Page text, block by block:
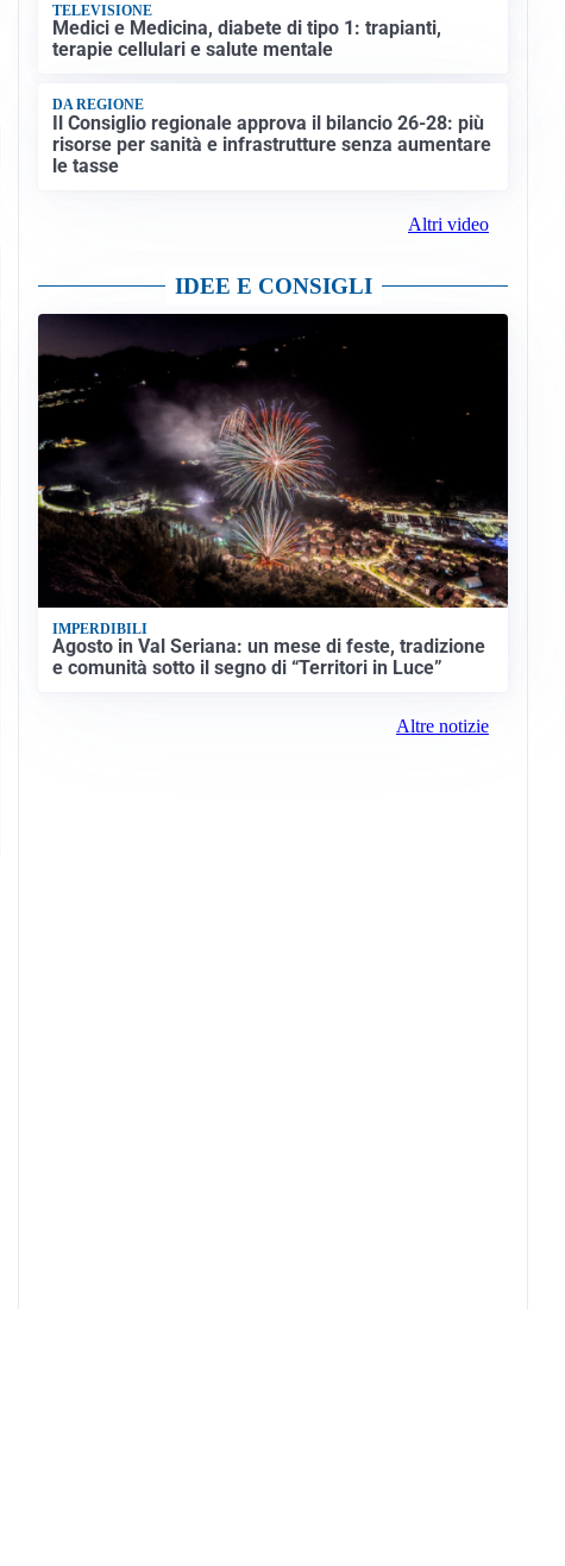
TELEVISIONE
Medici e Medicina, diabete di tipo 1: trapianti,
terapie cellulari e salute mentale
DA REGIONE
Il Consiglio regionale approva il bilancio 26-28: più
risorse per sanità e infrastrutture senza aumentare
le tasse
Altri video
IDEE E CONSIGLI
IMPERDIBILI
Agosto in Val Seriana: un mese di feste, tradizione
e comunità sotto il segno di “Territori in Luce”
Altre notizie